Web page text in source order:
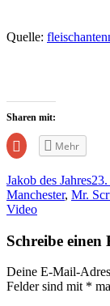
Quelle:
Sharen mit:
Zum
Teilen
anklicken
(Wird
in
neuem
Mehr
Jakob des Jahres
Manchester, Mr.
Video
Schreibe
Deine E-Mail-
Felder sind mit *